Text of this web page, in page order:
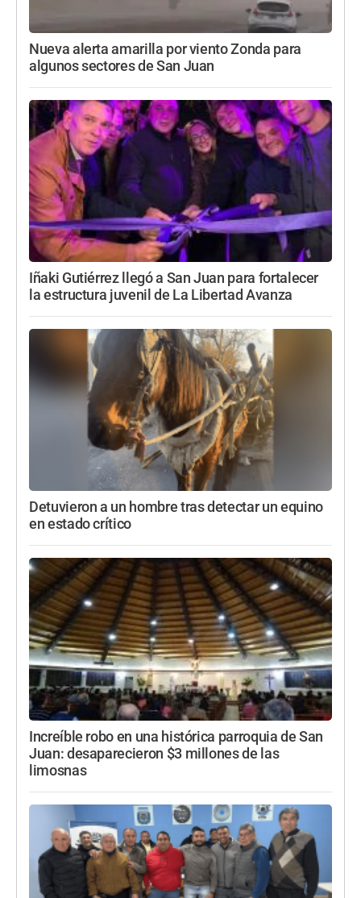
Nueva alerta amarilla por viento Zonda para
algunos sectores de San Juan
Iñaki Gutiérrez llegó a San Juan para fortalecer
la estructura juvenil de La Libertad Avanza
Detuvieron a un hombre tras detectar un equino
en estado crítico
Increíble robo en una histórica parroquia de San
Juan: desaparecieron $3 millones de las
limosnas